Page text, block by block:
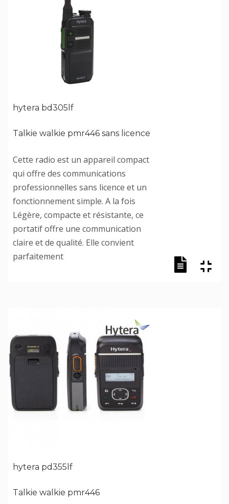
hytera bd305lf
Talkie walkie pmr446 sans licence
Cette radio est un appareil compact
qui offre des communications
professionnelles sans licence et un
fonctionnement simple. A la fois
Légère, compacte et résistante, ce
portatif offre une communication
claire et de qualité. Elle convient
parfaitement
hytera pd355lf
Talkie walkie pmr446